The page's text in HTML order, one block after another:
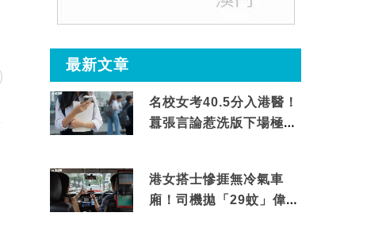
最新文章
名校女考40.5分入港醫！
囂張言論惹洗版下場極震
港女搭士慘捱無冷氣車
廂！司機拋「29蚊」偉論